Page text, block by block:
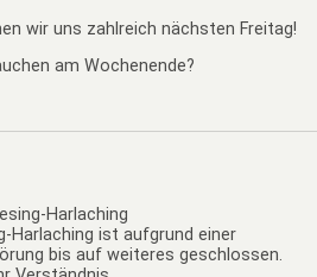
wir uns zahlreich nächsten Freitag!
am Wochenende?
Harlaching
Harlaching ist aufgrund einer
bis auf weiteres geschlossen.